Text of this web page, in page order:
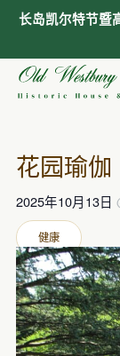
花园瑜伽
2025年10月13日
健康
长岛凯尔特节暨